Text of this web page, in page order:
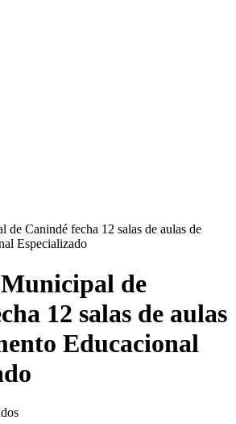
de Canindé fecha 12 salas de aulas de
Especializado
de
12 salas de aulas
Educacional